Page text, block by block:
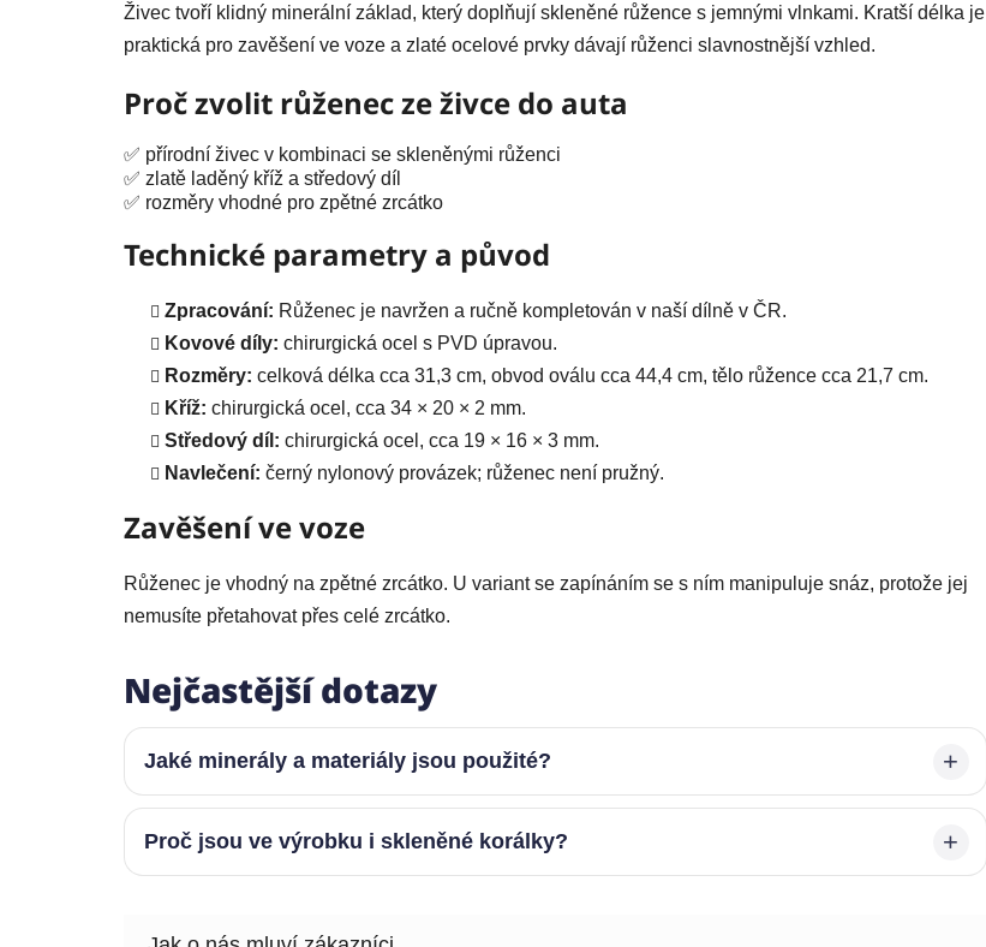
Živec tvoří klidný minerální základ, který doplňují skleněné růžence s jemnými vlnkami. Kratší délka je
praktická pro zavěšení ve voze a zlaté ocelové prvky dávají růženci slavnostnější vzhled.
Proč zvolit růženec ze živce do auta
✅ přírodní živec v kombinaci se skleněnými růženci
✅ zlatě laděný kříž a středový díl
✅ rozměry vhodné pro zpětné zrcátko
Technické parametry a původ
Zpracování: Růženec je navržen a ručně kompletován v naší dílně v ČR.
Kovové díly: chirurgická ocel s PVD úpravou.
Rozměry: celková délka cca 31,3 cm, obvod oválu cca 44,4 cm, tělo růžence cca 21,7 cm.
Kříž: chirurgická ocel, cca 34 × 20 × 2 mm.
Středový díl: chirurgická ocel, cca 19 × 16 × 3 mm.
Navlečení: černý nylonový provázek; růženec není pružný.
Zavěšení ve voze
Růženec je vhodný na zpětné zrcátko. U variant se zapínáním se s ním manipuluje snáz, protože jej
nemusíte přetahovat přes celé zrcátko.
Nejčastější dotazy
Jaké minerály a materiály jsou použité?
Proč jsou ve výrobku i skleněné korálky?